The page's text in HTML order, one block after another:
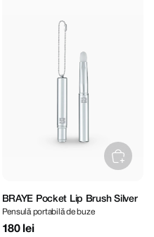
BRAYE Pocket Lip Brush Silver
Pensulă portabilă de buze
180 lei